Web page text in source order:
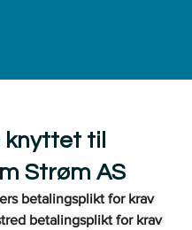
til
Strøm AS
betalingsplikt for krav
betalingsplikt for krav